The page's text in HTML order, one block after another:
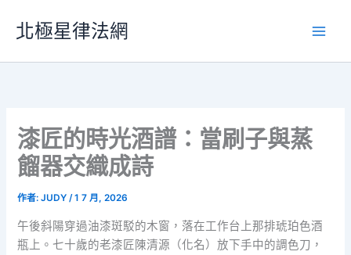
要
北極星律法網
漆匠的時光酒譜：當刷子與蒸
餾器交織成詩
作者:JUDY/1 7 月, 2026
午後斜陽穿過油漆斑駁的木窗，落在工作台上那排琥珀色酒
瓶上。七十歲的老漆匠陳清源（化名）放下手中的調色刀，